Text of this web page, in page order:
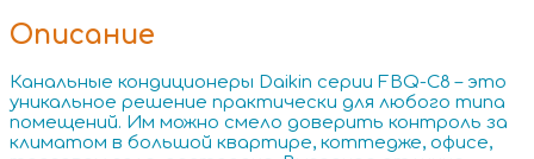
Описание
Канальные кондиционеры Daikin серии FBQ-C8 – это
уникальное решение практически для любого типа
помещений. Им можно смело доверить контроль за
климатом в большой квартире, коттедже, офисе,